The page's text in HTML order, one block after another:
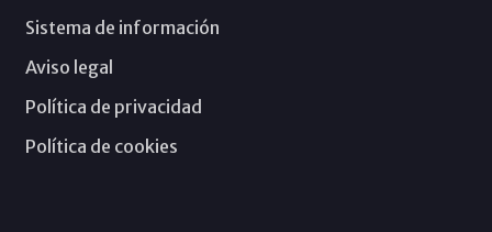
Sistema de información
Aviso legal
Política de privacidad
Política de cookies